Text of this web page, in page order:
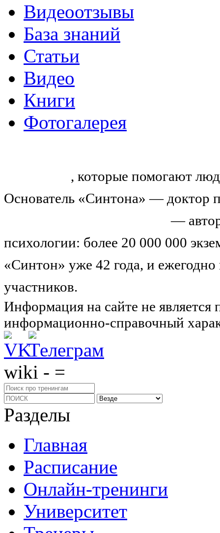
Видеоотзывы
База знаний
Статьи
Видео
Книги
Фотогалерея
, которые помогают
Основатель «Синтона» — доктор
—
психологии: более 20 000 000
«Синтон» уже 42 года, и
участников.
Информация на сайте не
информационно-справочный
wiki - =
Разделы
Главная
Расписание
Онлайн-тренинги
Университет